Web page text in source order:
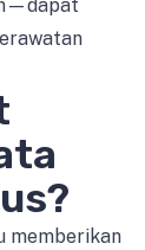
memberikan